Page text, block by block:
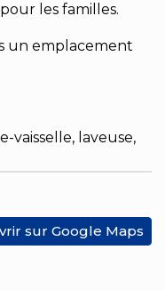
les familles.
un emplacement
vaisselle, laveuse,
sur Google Maps